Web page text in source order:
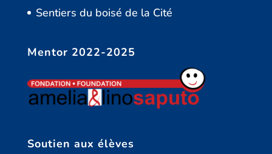
Sentiers du boisé de la Cité
Mentor 2022-2025
Soutien aux élèves